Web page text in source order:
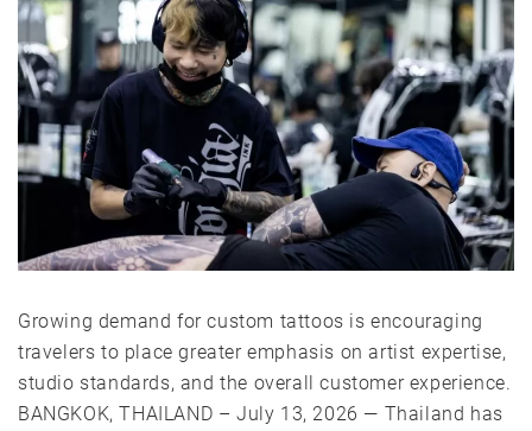
Growing demand for custom tattoos is encouraging
travelers to place greater emphasis on artist expertise,
studio standards, and the overall customer experience.
BANGKOK, THAILAND – July 13, 2026 — Thailand has